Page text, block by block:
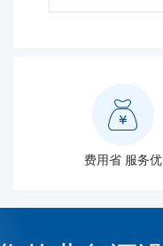
费用省 服务优